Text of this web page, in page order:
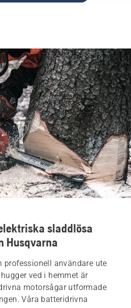
sladdlösa
Husqvarna
professionell användare ute
ved i hemmet är
motorsågar utformade
Våra batteridrivna